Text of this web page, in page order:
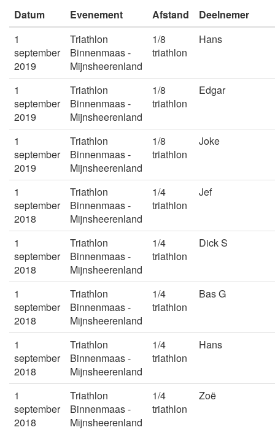
Datum Evenement Afstand
Deelnemer
1
september
2019
Triathlon
Binnenmaas -
Mijnsheerenland
1/8
triathlon
Hans
1
september
2019
Triathlon
Binnenmaas -
Mijnsheerenland
1/8
triathlon
Edgar
1
september
2019
Triathlon
Binnenmaas -
Mijnsheerenland
1/8
triathlon
Joke
1
september
2018
Triathlon
Binnenmaas -
Mijnsheerenland
1/4
triathlon
Jef
1
september
2018
Triathlon
Binnenmaas -
Mijnsheerenland
1/4
triathlon
Dick S
1
september
2018
Triathlon
Binnenmaas -
Mijnsheerenland
1/4
triathlon
Bas G
1
september
2018
Triathlon
Binnenmaas -
Mijnsheerenland
1/4
triathlon
Hans
1
september
2018
Triathlon
Binnenmaas -
Mijnsheerenland
1/4
triathlon
Zoë